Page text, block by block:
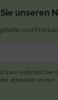
unseren
und
kann jederzeit hier
abbestellt werden.